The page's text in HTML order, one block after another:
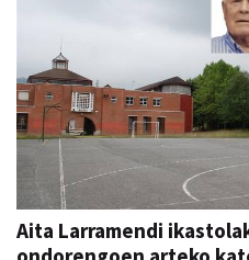
Aita Larramendi